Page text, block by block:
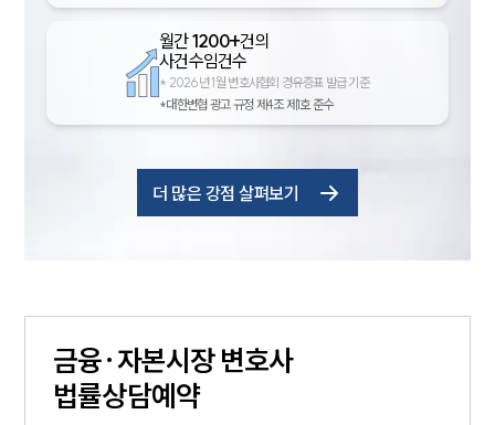
월간1200+건의
사건수임건수
* 2026년 1월 변호사협회 경유증표 발급 기준
*대한변협 광고 규정 제4조 제1호 준수
더 많은 강점 살펴보기
금융·자본시장변호사
법률상담예약